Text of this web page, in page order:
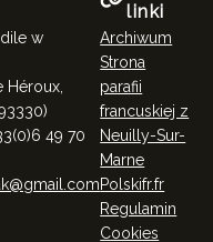
w
Héroux,
49 70
linki
Archiwum
Strona
parafii
francuskiej z
Neuilly-Sur-
Marne
Polskifr.fr
Regulamin
Cookies